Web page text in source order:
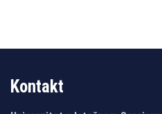
Kontakt